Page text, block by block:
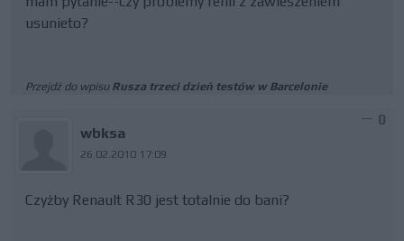
usunieto?
Przejdź do wpisu Rusza trzeci dzień testów w Barcelonie
wbksa
26.02.2010 17:09
0
Czyżby Renault R30 jest totalnie do bani?